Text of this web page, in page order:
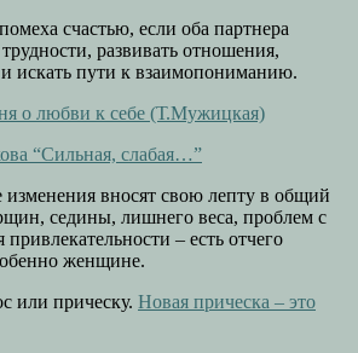
счастью, если оба партнера
развивать отношения,
искать пути к взаимопониманию.
о любви к себе (Т.Мужицкая)
“Сильная, слабая…”
вносят свою лепту в общий
седины, лишнего веса, проблем с
– есть отчего
женщине.
или прическу. Новая прическа – это